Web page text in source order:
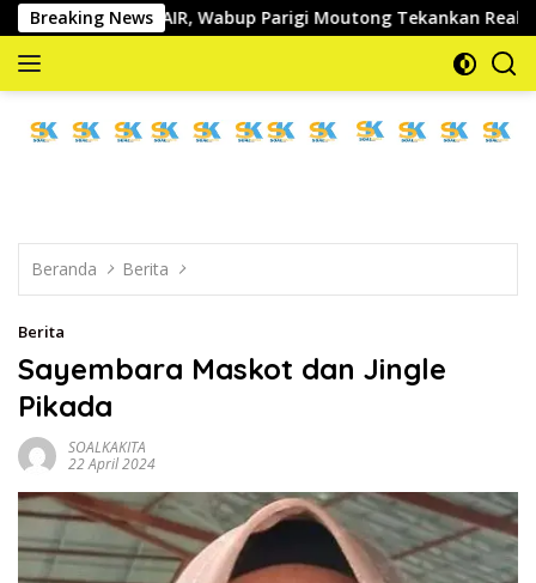
Langsung
ke
konten
Breaking News
UNAIR, Wabup Parigi Moutong Tekankan Realisasi Program
mengabarkan
Beranda Berita
Berita
Sayembara Maskot dan Jingle
Pikada
SOALKAKITA
22 April 2024